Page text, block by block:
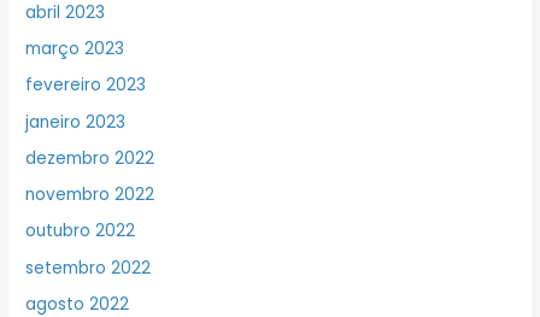
abril 2023
março 2023
fevereiro 2023
janeiro 2023
dezembro 2022
novembro 2022
outubro 2022
setembro 2022
agosto 2022